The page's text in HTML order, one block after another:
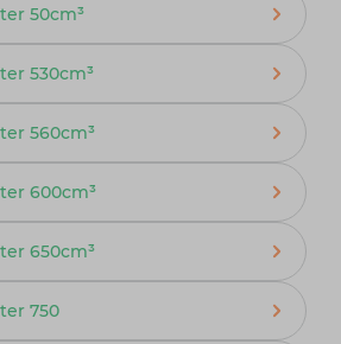
50cm³
530cm³
560cm³
600cm³
650cm³
750